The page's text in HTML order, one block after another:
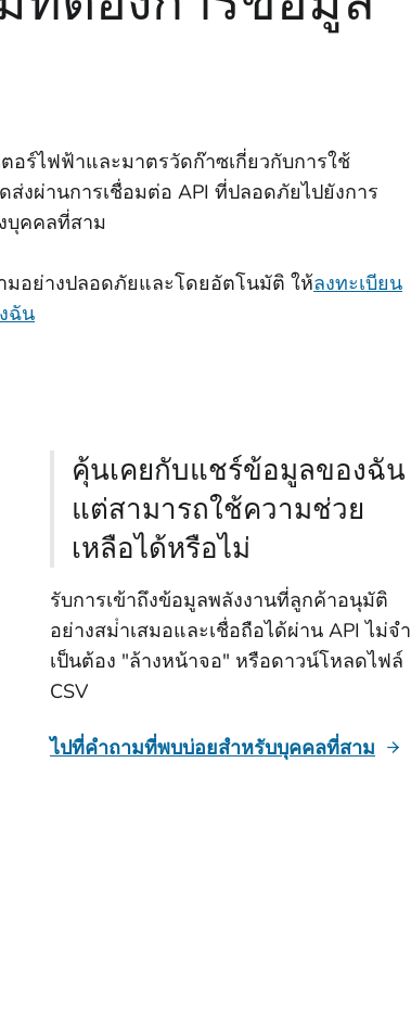
อร์ไฟฟ้าและมาตรวัดก๊าซเกี่ยวกับการใช้
ส่งผ่านการเชื่อมต่อ API ที่ปลอดภัยไปยังการ
บุคคลที่สาม
มอย่างปลอดภัยและโดยอัตโนมัติ ให้ลงทะเบียน
ฉัน
คุ้นเคยกับแชร์ข้อมูลของฉัน
แต่สามารถใช้ความช่วย
เหลือได้หรือไม่
รับการเข้าถึงข้อมูลพลังงานที่ลูกค้าอนุมัติ
อย่างสม่ําเสมอและเชื่อถือได้ผ่าน API ไม่จํา
เป็นต้อง "ล้างหน้าจอ" หรือดาวน์โหลดไฟล์
CSV
ไปที่คําถามที่พบบ่อยสําหรับบุคคลที่สาม